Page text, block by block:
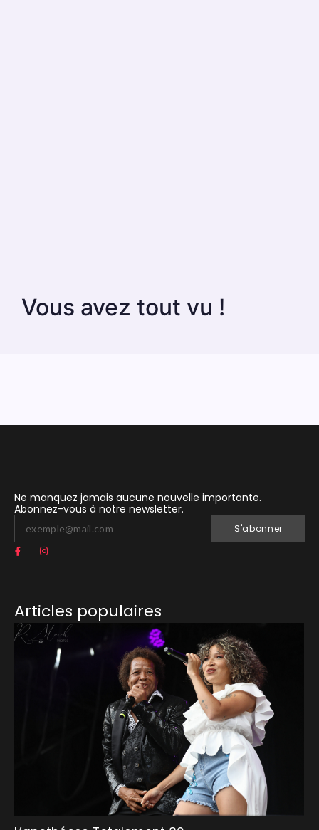
Vous avez tout vu !
Ne manquez jamais aucune nouvelle importante.
Abonnez-vous à notre newsletter.
S'abonner
Articles populaires